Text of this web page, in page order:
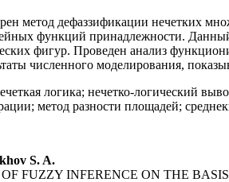
метод дефаззификации нечетких
функций принадлежности.
фигур. Проведен анализ
численного моделирования,
логика; нечетко-логический
метод разности площадей;
S. A.
FUZZY INFERENCE ON THE